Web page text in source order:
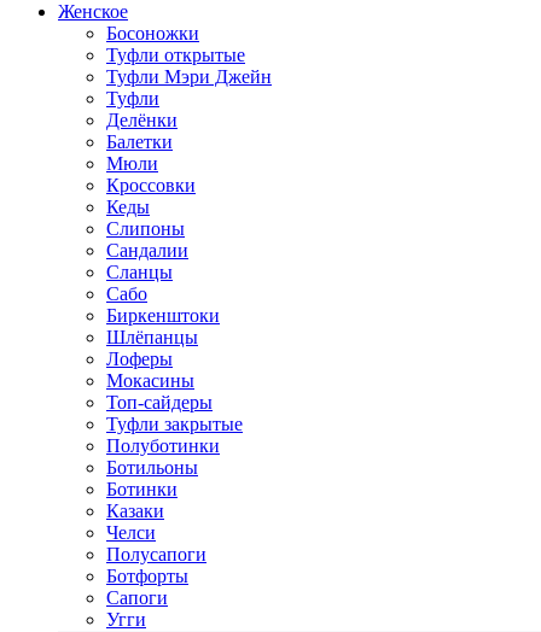
Женское
Босоножки
Туфли открытые
Туфли Мэри Джейн
Туфли
Делёнки
Балетки
Мюли
Кроссовки
Кеды
Слипоны
Сандалии
Сланцы
Сабо
Биркенштоки
Шлёпанцы
Лоферы
Мокасины
Топ-сайдеры
Туфли закрытые
Полуботинки
Ботильоны
Ботинки
Казаки
Челси
Полусапоги
Ботфорты
Сапоги
Угги